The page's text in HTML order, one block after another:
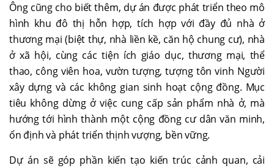
Ông cũng cho biết thêm, dự án được phát triển theo mô
hình khu đô thị hỗn hợp, tích hợp với đầy đủ nhà ở
thương mại (biệt thự, nhà liền kề, căn hộ chung cư), nhà
ở xã hội, cùng các tiện ích giáo dục, thương mại, thể
thao, công viên hoa, vườn tượng, tượng tôn vinh Người
xây dựng và các không gian sinh hoạt cộng đồng. Mục
tiêu không dừng ở việc cung cấp sản phẩm nhà ở, mà
hướng tới hình thành một cộng đồng cư dân văn minh,
ổn định và phát triển thịnh vượng, bền vững.
Dự án sẽ góp phần kiến tạo kiến trúc cảnh quan, cải